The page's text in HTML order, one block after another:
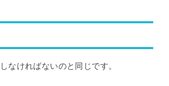
なければないのと同じです。